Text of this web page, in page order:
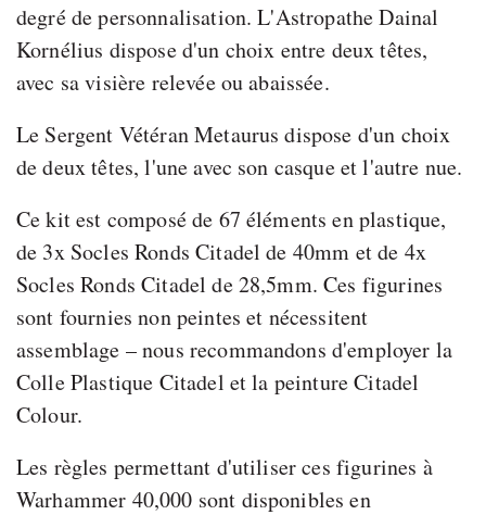
degré de personnalisation. L'Astropathe Dainal
Kornélius dispose d'un choix entre deux têtes,
avec sa visière relevée ou abaissée.
Le Sergent Vétéran Metaurus dispose d'un choix
de deux têtes, l'une avec son casque et l'autre nue.
Ce kit est composé de 67 éléments en plastique,
de 3x Socles Ronds Citadel de 40mm et de 4x
Socles Ronds Citadel de 28,5mm. Ces figurines
sont fournies non peintes et nécessitent
assemblage – nous recommandons d'employer la
Colle Plastique Citadel et la peinture Citadel
Colour.
Les règles permettant d'utiliser ces figurines à
Warhammer 40,000 sont disponibles en